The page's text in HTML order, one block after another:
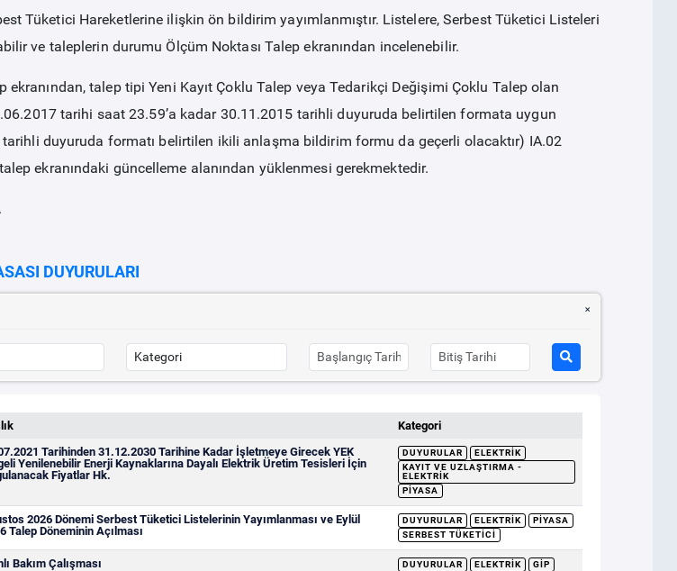
Tüketici Hareketlerine ilişkin ön bildirim yayımlanmıştır. Listelere, Serbest Tüketici Listeleri
ve taleplerin durumu Ölçüm Noktası Talep ekranından incelenebilir.
ekranından, talep tipi Yeni Kayıt Çoklu Talep veya Tedarikçi Değişimi Çoklu Talep olan
tarihi saat 23.59’a kadar 30.11.2015 tarihli duyuruda belirtilen formata uygun
duyuruda formatı belirtilen ikili anlaşma bildirim formu da geçerli olacaktır) IA.02
ekranındaki güncelleme alanından yüklenmesi gerekmektedir.
DUYURULARI
Kategori
Tarihinden 31.12.2030 Tarihine Kadar İşletmeye Girecek YEK
Yenilenebilir Enerji Kaynaklarına Dayalı Elektrik Üretim Tesisleri İçin
Fiyatlar Hk.
DUYURULAR
ELEKTRIK
KAYIT VE UZLAŞTIRMA -
ELEKTRIK
PIYASA
2026 Dönemi Serbest Tüketici Listelerinin Yayımlanması ve Eylül
Talep Döneminin Açılması
DUYURULAR ELEKTRIK
PIYASA
SERBEST TÜKETICI
Bakım Çalışması DUYURULAR ELEKTRIK
GİP